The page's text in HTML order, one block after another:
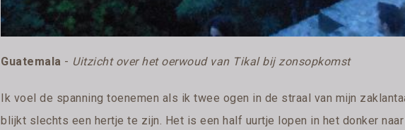
Guatemala - Uitzicht over het oerwoud van Tikal bij zonsopkomst
Ik voel de spanning toenemen als ik twee ogen in de straal van mijn
blijkt slechts een hertje te zijn. Het is een half uurtje lopen in het donker